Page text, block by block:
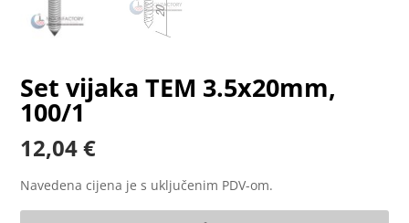
Set vijaka TEM 3.5x20mm,
100/1
12,04€
Navedena cijena je s uključenim PDV-om.